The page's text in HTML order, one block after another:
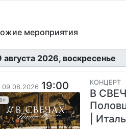
мероприятия
августа 2026, воскресенье
09.08.2026 19:00 КОНЦЕРТ
В
|